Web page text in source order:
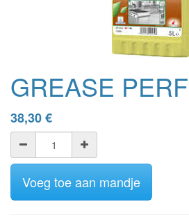
GREASE
38,30€
Voeg toe aan mandje